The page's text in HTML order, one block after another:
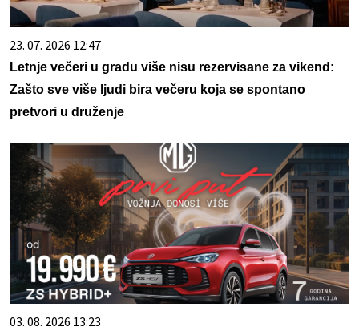
23. 07. 2026 12:47
Letnje večeri u gradu više nisu rezervisane za vikend:
Zašto sve više ljudi bira večeru koja se spontano
pretvori u druženje
03. 08. 2026 13:23